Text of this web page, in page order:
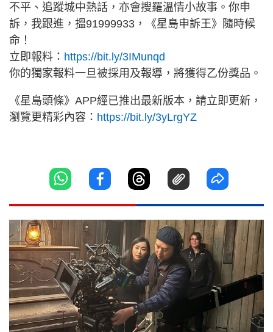
不平、追蹤城中熱話，亦會搜羅溫情小故事。你申
訴，我跟進，搵91999933，《星島申訴王》隨時候
命！
立即報料： https://bit.ly/3IMunqd
你的獨家報料一旦被採用及報導，將獲得乙份獎品。
《星島頭條》APP經已推出最新版本，請立即更新，
瀏覽更精彩內容： https://bit.ly/3yLrgYZ